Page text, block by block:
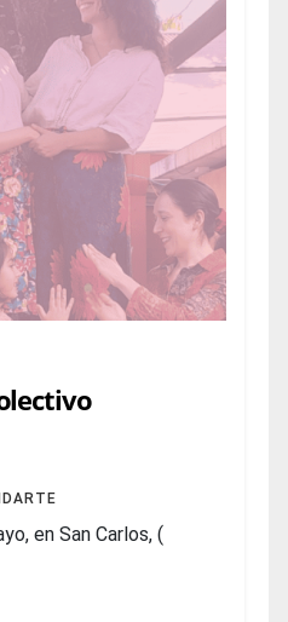
en San Carlos, (